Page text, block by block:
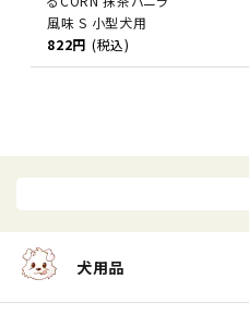
風味 S 小型犬用
822円 (税込)
犬用品